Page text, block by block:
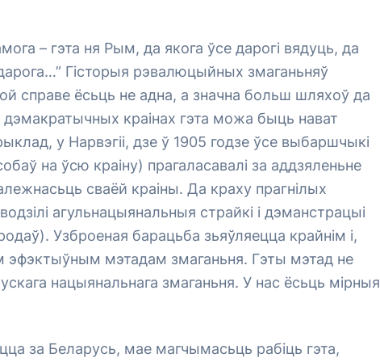
– гэта ня Рым, да якога ўсе дарогі вядуць, да
Гісторыя рэвалюцыйных змаганьняў
справе ёсьць не адна, а значна больш шляхоў да
краінах гэта можа быць нават
у Нарвэгіі, дзе ў 1905 годзе ўсе выбаршчыкі
на ўсю краіну) прагаласавалі за аддзяленьне
сваёй краіны. Да краху прагнілых
агульнацыянальныя страйкі і дэманстрацыі
Узброеная барацьба зьяўляецца крайнім і,
мэтадам змаганьня. Гэты мэтад не
нацыянальнага змаганьня. У нас ёсьць мірныя
за Беларусь, мае магчымасьць рабіць гэта,